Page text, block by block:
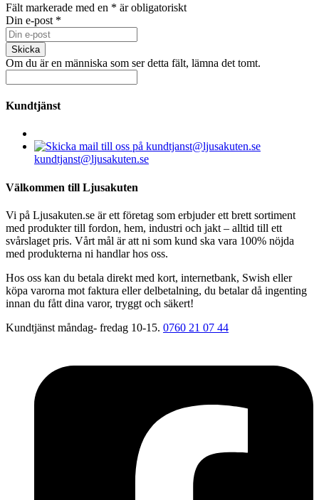
Fält markerade med en * är obligatoriskt
Din e-post *
Om du är en människa som ser detta fält, lämna det tomt.
Kundtjänst
kundtjanst@ljusakuten.se
Välkommen till Ljusakuten
Vi på Ljusakuten.se är ett företag som erbjuder ett brett sortiment
med produkter till fordon, hem, industri och jakt – alltid till ett
svårslaget pris. Vårt mål är att ni som kund ska vara 100% nöjda
med produkterna ni handlar hos oss.
Hos oss kan du betala direkt med kort, internetbank, Swish eller
köpa varorna mot faktura eller delbetalning, du betalar då ingenting
innan du fått dina varor, tryggt och säkert!
Kundtjänst måndag- fredag 10-15. 0760 21 07 44